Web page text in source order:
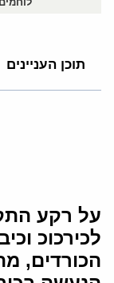
תוכן העניינים
על רקע
לכירכוכ
הכורדים,